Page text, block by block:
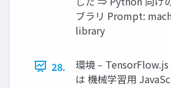
ブラリ Prompt:
library
28.
環境 ‒
は 機械学習⽤